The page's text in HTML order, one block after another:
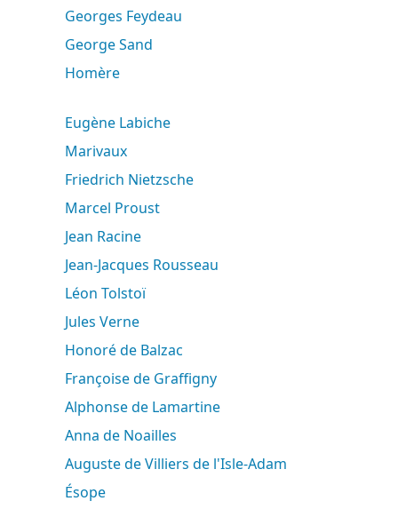
Georges Feydeau
George Sand
Homère
Eugène Labiche
Marivaux
Friedrich Nietzsche
Marcel Proust
Jean Racine
Jean-Jacques Rousseau
Léon Tolstoï
Jules Verne
Honoré de Balzac
Françoise de Graffigny
Alphonse de Lamartine
Anna de Noailles
Auguste de Villiers de l'Isle-Adam
Ésope